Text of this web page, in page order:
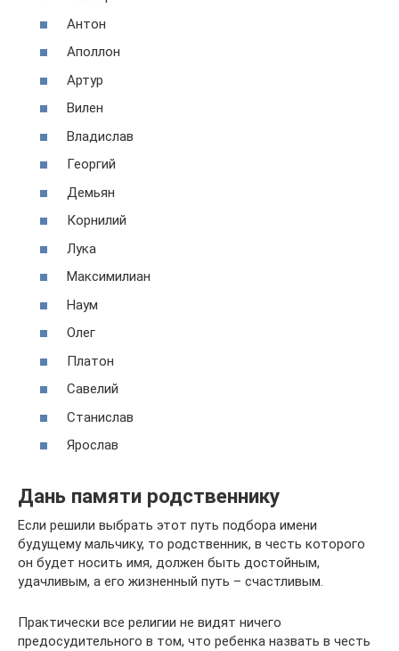
Антон
Аполлон
Артур
Вилен
Владислав
Георгий
Демьян
Корнилий
Лука
Максимилиан
Наум
Олег
Платон
Савелий
Станислав
Ярослав
Дань памяти родственнику
Если решили выбрать этот путь подбора имени
будущему мальчику, то родственник, в честь которого
он будет носить имя, должен быть достойным,
удачливым, а его жизненный путь – счастливым.
Практически все религии не видят ничего
предосудительного в том, что ребенка назвать в честь